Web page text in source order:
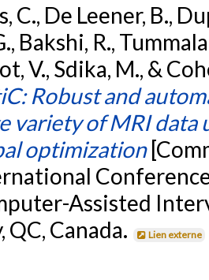
C., De Leener, B.,
Bakshi, R.,
V., Sdika, M., &
Robust and
variety of MRI data
optimization
Assisted
QC, Canada.
Lien externe